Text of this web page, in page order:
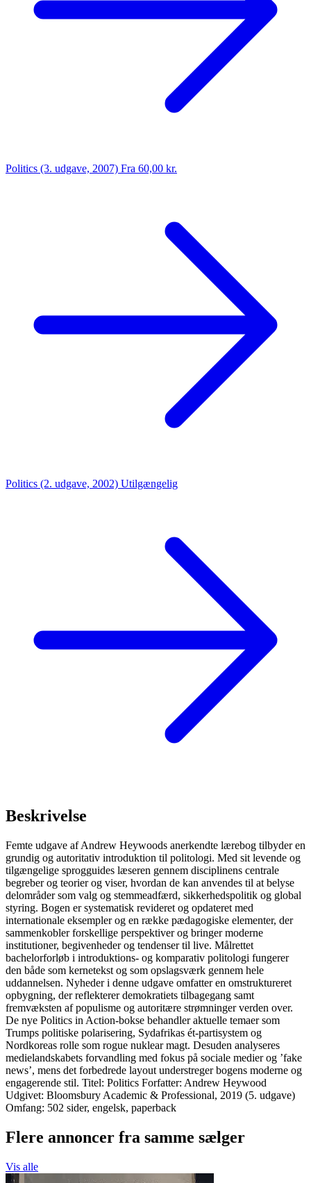
Politics (3. udgave, 2007) Fra 60,00 kr.
Politics (2. udgave, 2002) Utilgængelig
Beskrivelse
Femte udgave af Andrew Heywoods anerkendte lærebog tilbyder en
grundig og autoritativ introduktion til politologi. Med sit levende og
tilgængelige sprogguides læseren gennem disciplinens centrale
begreber og teorier og viser, hvordan de kan anvendes til at belyse
delområder som valg og stemmeadfærd, sikkerhedspolitik og global
styring. Bogen er systematisk revideret og opdateret med
internationale eksempler og en række pædagogiske elementer, der
sammenkobler forskellige perspektiver og bringer moderne
institutioner, begivenheder og tendenser til live. Målrettet
bachelorforløb i introduktions- og komparativ politologi fungerer
den både som kernetekst og som opslagsværk gennem hele
uddannelsen. Nyheder i denne udgave omfatter en omstruktureret
opbygning, der reflekterer demokratiets tilbagegang samt
fremvæksten af populisme og autoritære strømninger verden over.
De nye Politics in Action-bokse behandler aktuelle temaer som
Trumps politiske polarisering, Sydafrikas ét-partisystem og
Nordkoreas rolle som rogue nuklear magt. Desuden analyseres
medielandskabets forvandling med fokus på sociale medier og ’fake
news’, mens det forbedrede layout understreger bogens moderne og
engagerende stil. Titel: Politics Forfatter: Andrew Heywood
Udgivet: Bloomsbury Academic & Professional, 2019 (5. udgave)
Omfang: 502 sider, engelsk, paperback
Flere annoncer fra samme sælger
Vis alle